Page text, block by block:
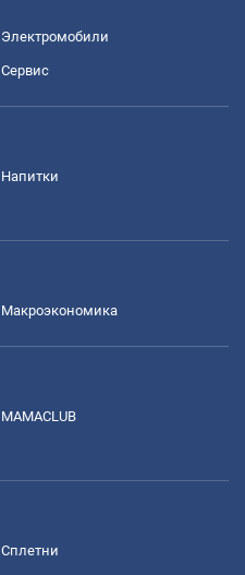
Электромобили
Сервис
Напитки
Mакроэкономика
MAMACLUB
Сплетни